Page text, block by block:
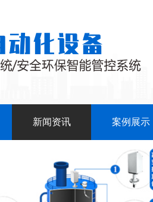
新闻资讯 案例展示